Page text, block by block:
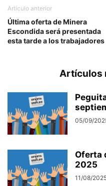
Artículo anterior
Última oferta de Minera
Escondida será presentada
esta tarde a los trabajadores
Artículos
05/09/
Oferta
2025
11/08/